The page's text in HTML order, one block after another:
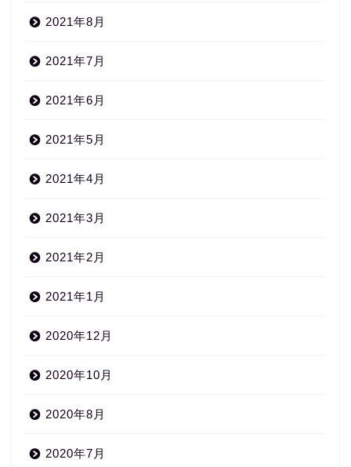
2021年8月
2021年7月
2021年6月
2021年5月
2021年4月
2021年3月
2021年2月
2021年1月
2020年12月
2020年10月
2020年8月
2020年7月